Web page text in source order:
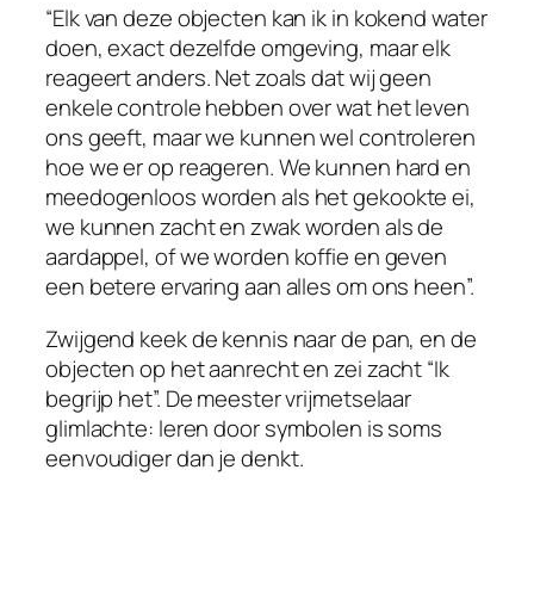
“Elk van deze objecten kan ik in kokend water
doen, exact dezelfde omgeving, maar elk
reageert anders. Net zoals dat wij geen
enkele controle hebben over wat het leven
ons geeft, maar we kunnen wel controleren
hoe we er op reageren. We kunnen hard en
meedogenloos worden als het gekookte ei,
we kunnen zacht en zwak worden als de
aardappel, of we worden koffie en geven
een betere ervaring aan alles om ons heen”.
Zwijgend keek de kennis naar de pan, en de
objecten op het aanrecht en zei zacht “Ik
begrijp het”. De meester vrijmetselaar
glimlachte: leren door symbolen is soms
eenvoudiger dan je denkt.